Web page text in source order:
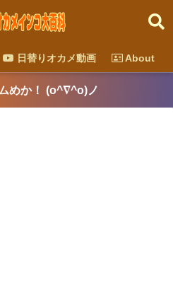
日替りオカメ動画 About
めか！ (o^∇^o)ノ